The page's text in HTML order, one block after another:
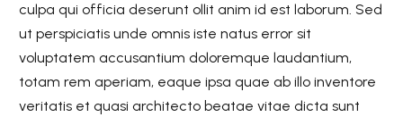
culpa qui officia deserunt ollit anim id est laborum. Sed
ut perspiciatis unde omnis iste natus error sit
voluptatem accusantium doloremque laudantium,
totam rem aperiam, eaque ipsa quae ab illo inventore
veritatis et quasi architecto beatae vitae dicta sunt